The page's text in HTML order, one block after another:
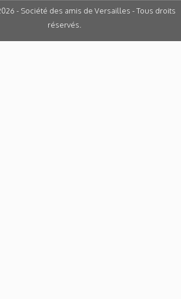
- Société des amis de Versailles - Tous droits
réservés.